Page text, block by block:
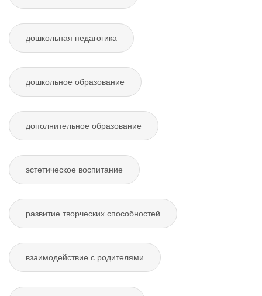
дошкольная педагогика
дошкольное образование
дополнительное образование
эстетическое воспитание
развитие творческих способностей
взаимодействие с родителями